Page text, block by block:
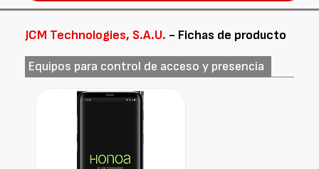
JCM Technologies, S.A.U. - Fichas de producto
Equipos para control de acceso y presencia